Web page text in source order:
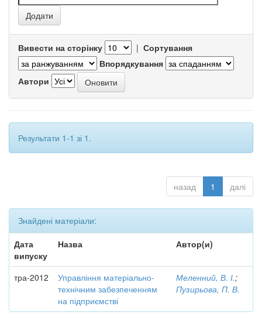
Вивести на сторінку | Сортування
Впорядкування
Автори
Результати 1-1 зі 1.
назад 1 далі
Знайдені матеріали:
Дата
випуску
Назва Автор(и)
тра-2012
Управління матеріально-
технічним забезпеченням
на підприємстві
Меленний, В. І.;
Пузирьова, П. В.